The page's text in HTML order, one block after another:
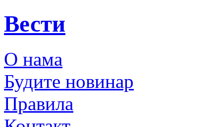
Вести
О нама
Будите новинар
Правила